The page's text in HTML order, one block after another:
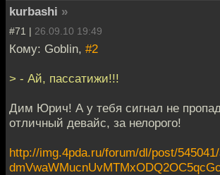
kurbashi »
#71 | 26.09.10 19:49
Кому: Goblin, #2
> - Ай, пассатижи!!!
Дим Юрич! А у тебя сигнал не
отличный девайс, за нелорого!
http://img.4pda.ru/forum/dl/post/